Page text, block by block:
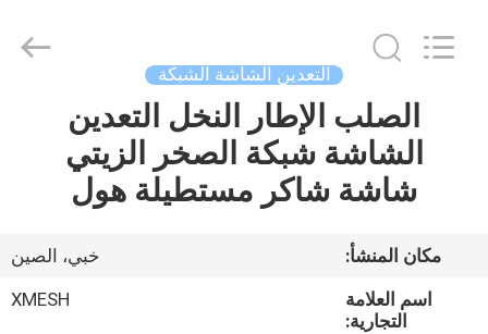
الصفحة
الرئيسية
معلومات
التعدين الشاشة الشبكة
الصلب الإطار النخل التعدين
الشاشة شبكة الصخر الزيتي
شاشة شاكر مستطيلة هول
مكان المنشأ:
خبي، الصين
اسم العلامة
التجارية:
XMESH